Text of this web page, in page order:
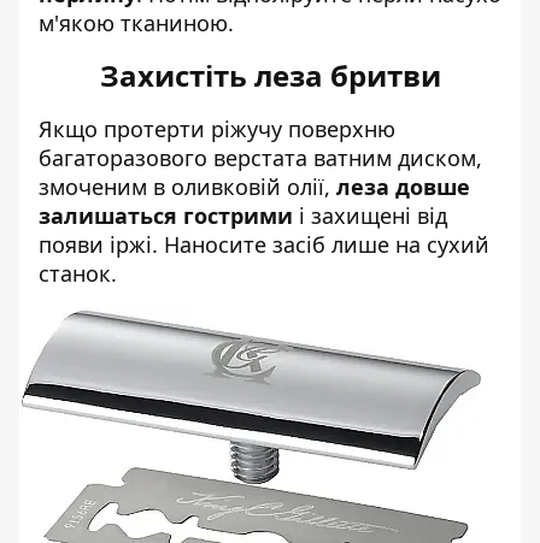
м'якою тканиною.
Захистіть леза бритви
Якщо протерти ріжучу поверхню
багаторазового верстата ватним диском,
змоченим в оливковій олії, леза довше
залишаться гострими і захищені від
появи іржі. Наносите засіб лише на сухий
станок.